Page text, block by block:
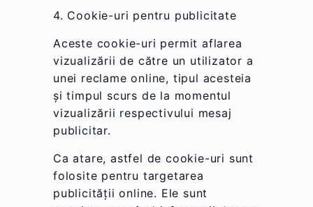
4. Cookie-uri pentru publicitate
Aceste cookie-uri permit aflarea
vizualizării de către un utilizator a
unei reclame online, tipul acesteia
și timpul scurs de la momentul
vizualizării respectivului mesaj
publicitar.
Ca atare, astfel de cookie-uri sunt
folosite pentru targetarea
publicității online. Ele sunt